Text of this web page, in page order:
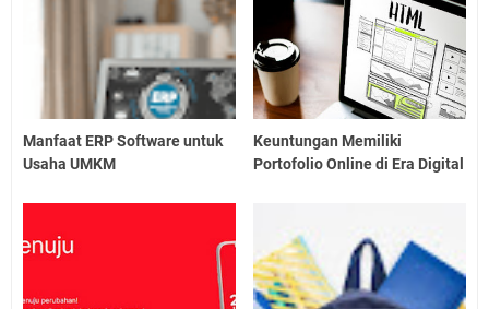
Manfaat ERP Software untuk
Usaha UMKM
Keuntungan Memiliki
Portofolio Online di Era Digital